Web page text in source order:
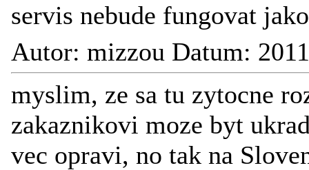
servis nebude fungovat
Autor: mizzou Datum:
myslim, ze sa tu zytocne
zakaznikovi moze byt
vec opravi, no tak na